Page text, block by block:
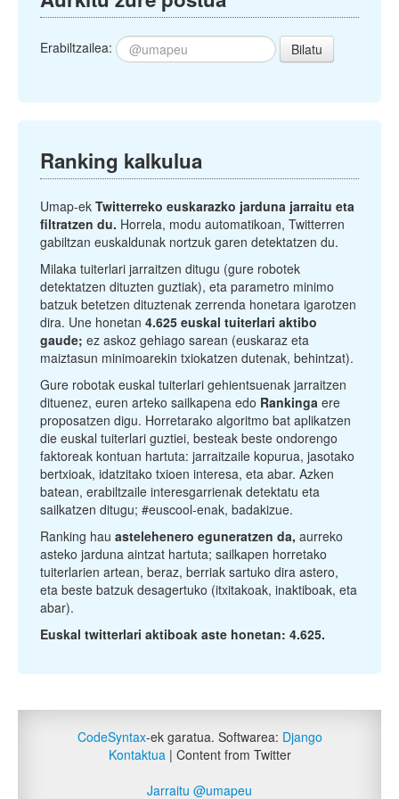
Erabiltzailea: Bilatu
Ranking kalkulua
Umap-ek Twitterreko euskarazko jarduna jarraitu eta
filtratzen du. Horrela, modu automatikoan, Twitterren
gabiltzan euskaldunak nortzuk garen detektatzen du.
Milaka tuiterlari jarraitzen ditugu (gure robotek
detektatzen dituzten guztiak), eta parametro minimo
batzuk betetzen dituztenak zerrenda honetara igarotzen
dira. Une honetan 4.625 euskal tuiterlari aktibo
gaude; ez askoz gehiago sarean (euskaraz eta
maiztasun minimoarekin txiokatzen dutenak, behintzat).
Gure robotak euskal tuiterlari gehientsuenak jarraitzen
dituenez, euren arteko sailkapena edo Rankinga ere
proposatzen digu. Horretarako algoritmo bat aplikatzen
die euskal tuiterlari guztiei, besteak beste ondorengo
faktoreak kontuan hartuta: jarraitzaile kopurua, jasotako
bertxioak, idatzitako txioen interesa, eta abar. Azken
batean, erabiltzaile interesgarrienak detektatu eta
sailkatzen ditugu; #euscool-enak, badakizue.
Ranking hau astelehenero eguneratzen da, aurreko
asteko jarduna aintzat hartuta; sailkapen horretako
tuiterlarien artean, beraz, berriak sartuko dira astero,
eta beste batzuk desagertuko (itxitakoak, inaktiboak, eta
abar).
Euskal twitterlari aktiboak aste honetan: 4.625.
CodeSyntax-ek garatua. Softwarea: Django
Kontaktua| Content from Twitter
Jarraitu @umapeu